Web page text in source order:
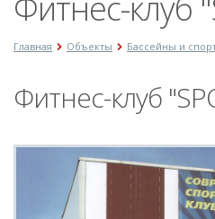
Главная Объекты Бассейны и
Фитнес-клуб